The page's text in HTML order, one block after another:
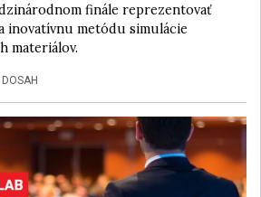
finále reprezentovať
inovatívnu metódu simulácie
materiálov.